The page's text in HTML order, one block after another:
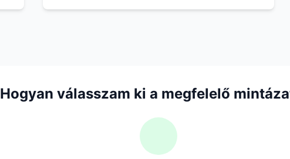
Hogyan válasszam ki a megfelelő